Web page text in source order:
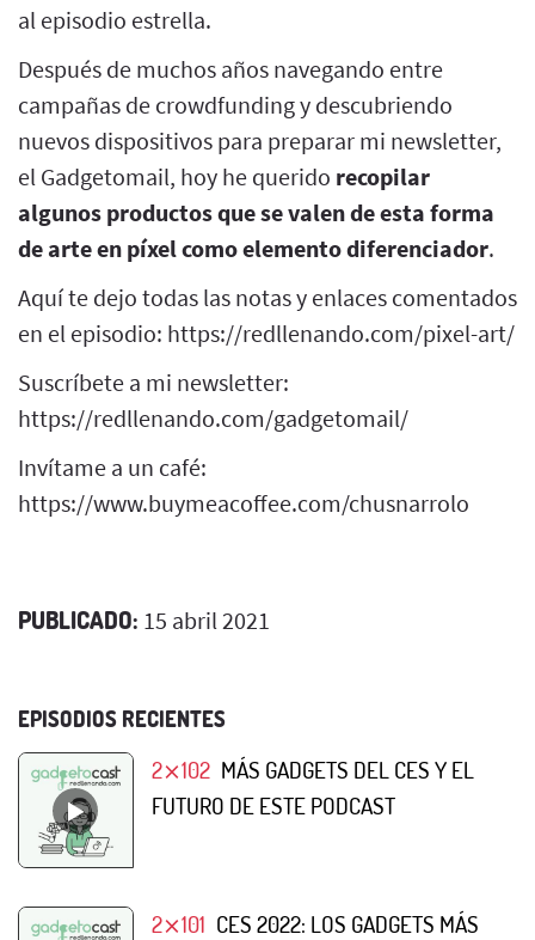
al episodio estrella.
Después de muchos años navegando entre
campañas de crowdfunding y descubriendo
nuevos dispositivos para preparar mi newsletter,
el Gadgetomail, hoy he querido recopilar
algunos productos que se valen de esta forma
de arte en píxel como elemento diferenciador.
Aquí te dejo todas las notas y enlaces comentados
en el episodio: https://redllenando.com/pixel-art/
Suscríbete a mi newsletter:
https://redllenando.com/gadgetomail/
Invítame a un café:
https://www.buymeacoffee.com/chusnarrolo
PUBLICADO: 15 abril 2021
EPISODIOS RECIENTES
2⨯102 MÁS GADGETS DEL CES Y EL
FUTURO DE ESTE PODCAST
2⨯101 CES 2022: LOS GADGETS MÁS